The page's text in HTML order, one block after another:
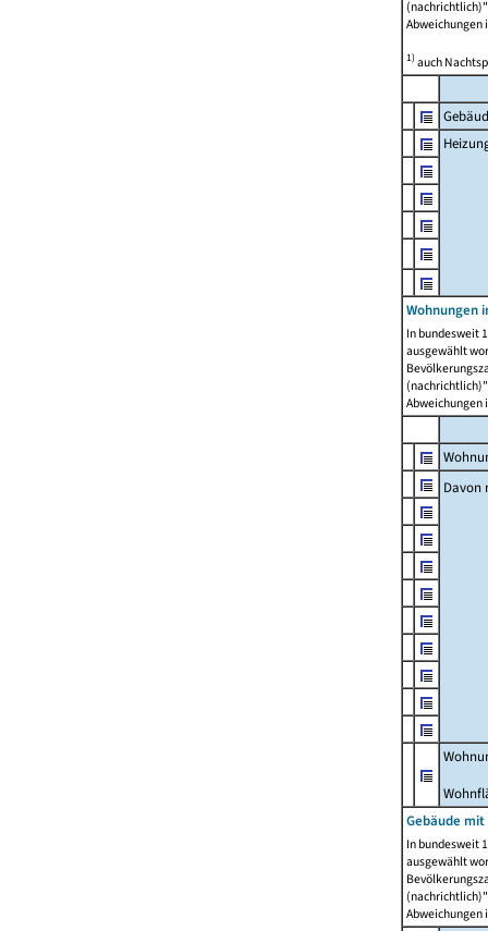
Abweichungen
1)auch
Wohnungen
In bundesweit
ausgewählt
Abweichungen
Davon
Gebäude
In bundesweit
ausgewählt
Abweichungen